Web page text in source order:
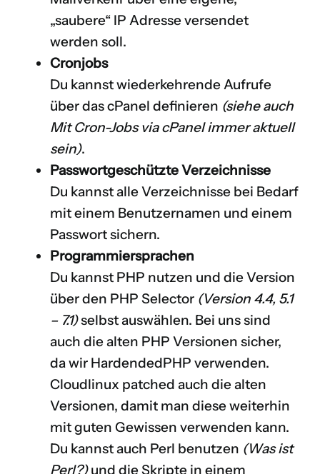
„saubere“ IP Adresse versendet
werden soll.
Cronjobs
Du kannst wiederkehrende Aufrufe
über das cPanel definieren (siehe auch
Mit Cron-Jobs via cPanel immer aktuell
sein).
Passwortgeschützte Verzeichnisse
Du kannst alle Verzeichnisse bei Bedarf
mit einem Benutzernamen und einem
Passwort sichern.
Programmiersprachen
Du kannst PHP nutzen und die Version
über den PHP Selector (Version 4.4, 5.1
– 7.1)selbst auswählen. Bei uns sind
auch die alten PHP Versionen sicher,
da wir HardendedPHP verwenden.
Cloudlinux patched auch die alten
Versionen, damit man diese weiterhin
mit guten Gewissen verwenden kann.
Du kannst auch Perl benutzen (Was ist
Perl?)und die Skripte in einem